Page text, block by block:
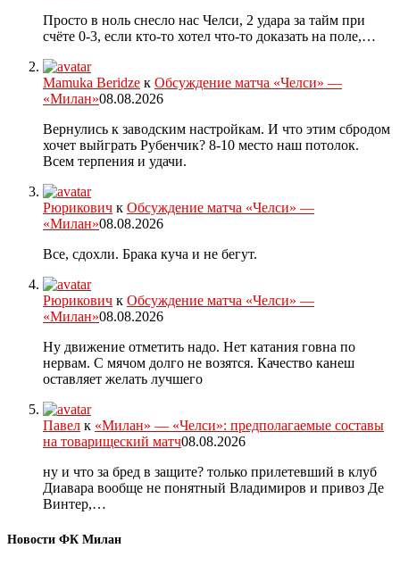
Просто в ноль снесло нас Челси, 2 удара за тайм при
счёте 0-3, если кто-то хотел что-то доказать на поле,…
Mamuka Beridze к Обсуждение матча «Челси» —
«Милан»08.08.2026
Вернулись к заводским настройкам. И что этим сбродом
хочет выйграть Рубенчик? 8-10 место наш потолок.
Всем терпения и удачи.
Рюрикович к Обсуждение матча «Челси» —
«Милан»08.08.2026
Все, сдохли. Брака куча и не бегут.
Рюрикович к Обсуждение матча «Челси» —
«Милан»08.08.2026
Ну движение отметить надо. Нет катания говна по
нервам. С мячом долго не возятся. Качество канеш
оставляет желать лучшего
Павел к «Милан» — «Челси»: предполагаемые составы
на товарищеский матч08.08.2026
ну и что за бред в защите? только прилетевший в клуб
Диавара вообще не понятный Владимиров и привоз Де
Винтер,…
Новости ФК Милан